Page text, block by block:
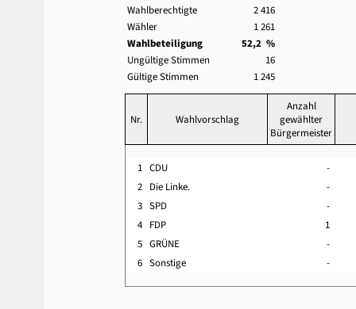
Wahlberechtigte
2 416
Wähler
1 261
Wahlbeteiligung
52,2 %
Ungültige Stimmen
16
Gültige Stimmen
1 245
Nr. Wahlvorschlag
Anzahl
gewählter
Bürgermeister
1 CDU
-
2 Die Linke.
-
3 SPD
-
4 FDP
1
5 GRÜNE
-
6 Sonstige -